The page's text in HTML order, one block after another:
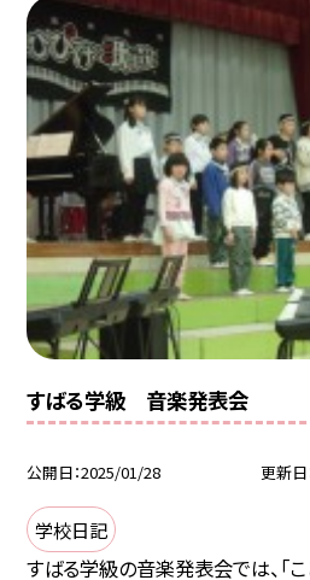
すばる学級 音楽発表会
公開日 2025/01/28 更新日
学校日記
すばる学級の音楽発表会では、「